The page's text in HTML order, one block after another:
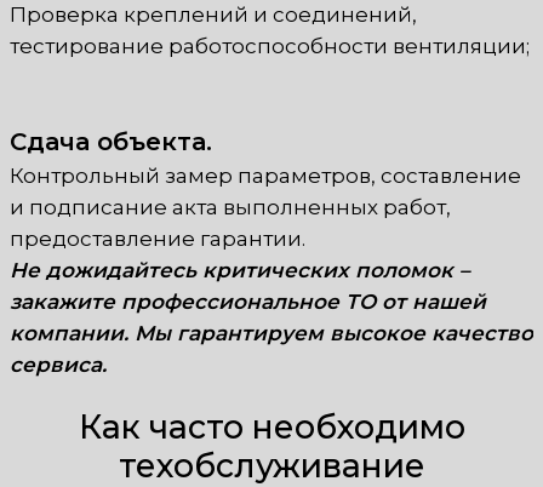
Проверка креплений и соединений,
тестирование работоспособности вентиляции;
Сдача объекта.
Контрольный замер параметров, составление
и подписание акта выполненных работ,
предоставление гарантии.
Не дожидайтесь критических поломок –
закажите профессиональное ТО от нашей
компании. Мы гарантируем высокое качество
сервиса.
Как часто необходимо
техобслуживание